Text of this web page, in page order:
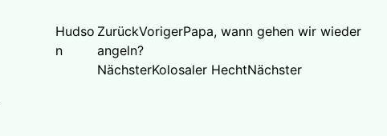
Hudso
n
ZurückVorigerPapa, wann gehen wir wieder
angeln?
NächsterKolosaler HechtNächster